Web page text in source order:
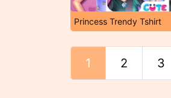
Princess Trendy Tshirt
1 2 3